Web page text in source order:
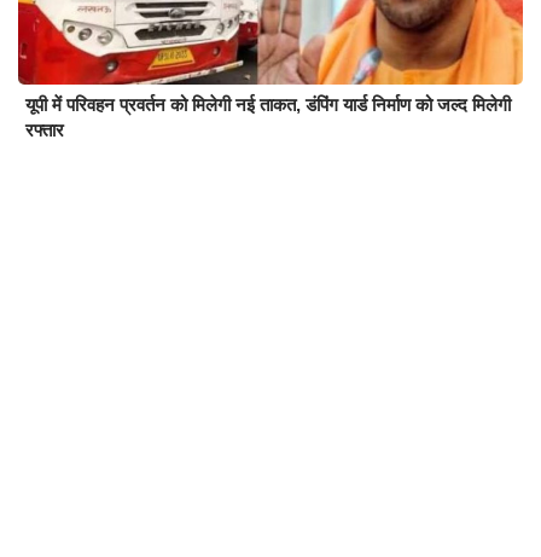
यूपी में परिवहन प्रवर्तन को मिलेगी नई ताकत, डंपिंग यार्ड निर्माण को जल्द मिलेगी
रफ्तार